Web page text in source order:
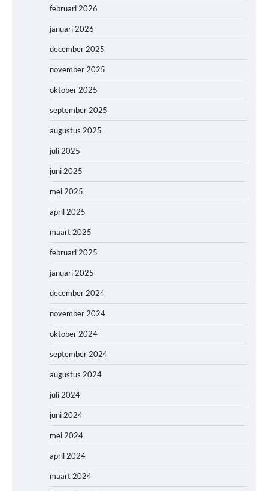
februari 2026
januari 2026
december 2025
november 2025
oktober 2025
september 2025
augustus 2025
juli 2025
juni 2025
mei 2025
april 2025
maart 2025
februari 2025
januari 2025
december 2024
november 2024
oktober 2024
september 2024
augustus 2024
juli 2024
juni 2024
mei 2024
april 2024
maart 2024